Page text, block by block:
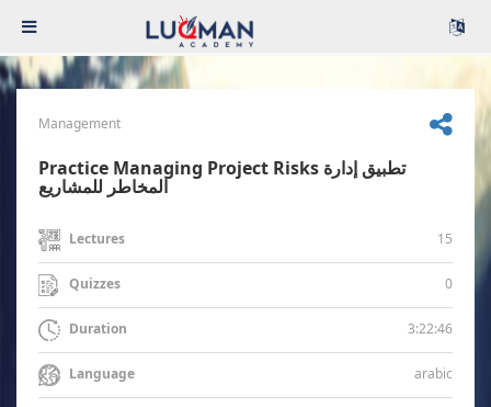
Management
Practice Managing Project Risks تطبيق إدارة
المخاطر للمشاريع
Lectures 15
Quizzes 0
Duration 3:22:46
Language arabic